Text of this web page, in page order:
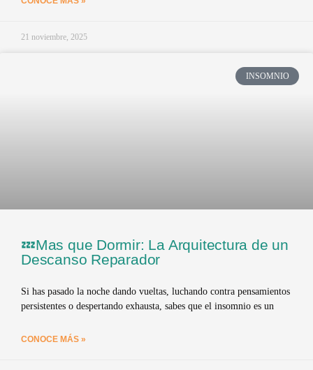
21 noviembre, 2025
INSOMNIO
💤Mas que Dormir: La Arquitectura de un
Descanso Reparador
Si has pasado la noche dando vueltas, luchando contra pensamientos
persistentes o despertando exhausta, sabes que el insomnio es un
CONOCE MÁS »